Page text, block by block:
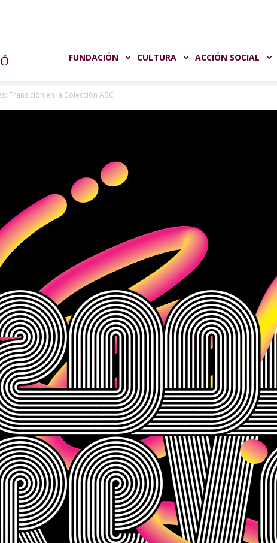
Caja
FUNDACIÓN CULTURA ACCIÓN SOCIAL
Transición en la Colección ABC